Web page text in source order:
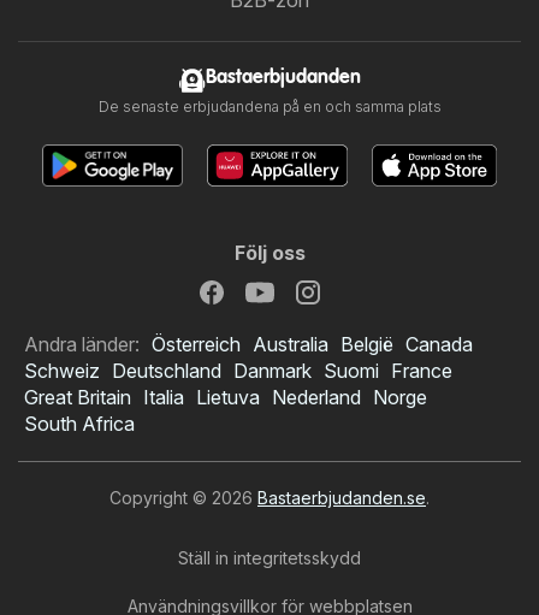
Bastaerbjudanden
De senaste erbjudandena på en och samma plats
Följ oss
Andra länder: Österreich Australia België Canada
Schweiz Deutschland Danmark Suomi France
Great Britain Italia Lietuva Nederland Norge
South Africa
Copyright © 2026 Bastaerbjudanden.se.
Ställ in integritetsskydd
Användningsvillkor för webbplatsen